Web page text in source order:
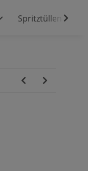
Spritztüllen